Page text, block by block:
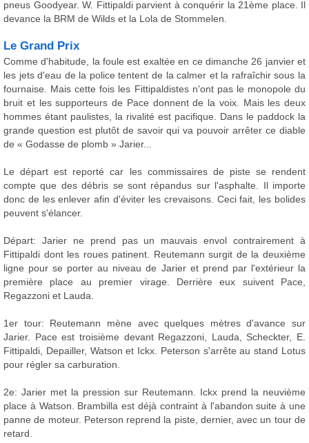
pneus Goodyear. W. Fittipaldi parvient à conquérir la 21ème place. Il
devance la BRM de Wilds et la Lola de Stommelen.
Le Grand Prix
Comme d'habitude, la foule est exaltée en ce dimanche 26 janvier et
les jets d'eau de la police tentent de la calmer et la rafraîchir sous la
fournaise. Mais cette fois les Fittipaldistes n'ont pas le monopole du
bruit et les supporteurs de Pace donnent de la voix. Mais les deux
hommes étant paulistes, la rivalité est pacifique. Dans le paddock la
grande question est plutôt de savoir qui va pouvoir arrêter ce diable
de « Godasse de plomb » Jarier...
Le départ est reporté car les commissaires de piste se rendent
compte que des débris se sont répandus sur l'asphalte. Il importe
donc de les enlever afin d'éviter les crevaisons. Ceci fait, les bolides
peuvent s'élancer.
Départ: Jarier ne prend pas un mauvais envol contrairement à
Fittipaldi dont les roues patinent. Reutemann surgit de la deuxième
ligne pour se porter au niveau de Jarier et prend par l'extérieur la
première place au premier virage. Derrière eux suivent Pace,
Regazzoni et Lauda.
1er tour: Reutemann mène avec quelques mètres d'avance sur
Jarier. Pace est troisième devant Regazzoni, Lauda, Scheckter, E.
Fittipaldi, Depailler, Watson et Ickx. Peterson s'arrête au stand Lotus
pour régler sa carburation.
2e: Jarier met la pression sur Reutemann. Ickx prend la neuvième
place à Watson. Brambilla est déjà contraint à l'abandon suite à une
panne de moteur. Peterson reprend la piste, dernier, avec un tour de
retard.